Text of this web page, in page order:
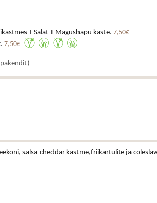
+ Salat + Magushapu kaste. 7,50€
7,50€
salsa-cheddar kastme,friikartulite ja